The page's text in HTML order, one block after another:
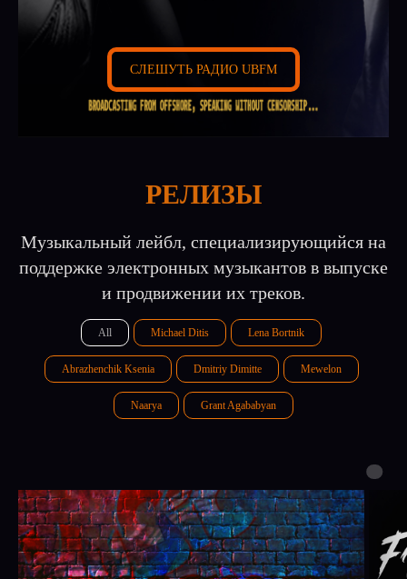
СЛEШУТЬ РАДИО UBFM
РЕЛИЗЫ
Музыкальный лейбл, специализирующийся на
поддержке электронных музыкантов в выпуске
и продвижении их треков.
All Michael Ditis Lena Bortnik
Abrazhenchik Ksenia Dmitriy Dimitte Mewelon
Naarya Grant Agababyan